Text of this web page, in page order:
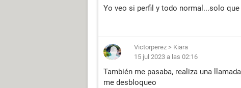
Yo veo si perfil y todo normal...solo
Victorperez > Kiara
15 jul 2023 a las 02:16
También me pasaba, realiza una
me desbloqueo